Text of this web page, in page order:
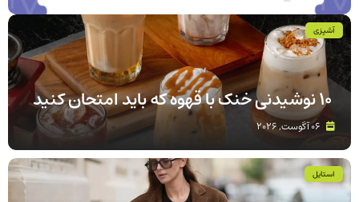
آشپزی
استایل